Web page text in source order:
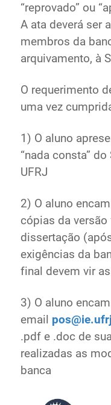
“reprovado” ou
A ata deverá ser
membros da
arquivamento, à
O requerimento
uma vez
1) O aluno
“nada consta”
UFRJ
2) O aluno
cópias da
dissertação
exigências da
final devem vir
3) O aluno
email
.pdf e .doc de
realizadas as
banca